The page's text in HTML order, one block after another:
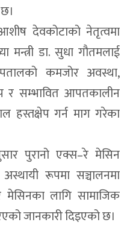
देवकोटाको नेतृत्वमा
डा. सुधा गौतमलाई
कमजोर अवस्था,
र सम्भावित आपतकालीन
हस्तक्षेप गर्न माग गरेका
पुरानो एक्स–रे मेसिन
अस्थायी रूपमा सञ्चालनमा
लागि सामाजिक
जानकारी दिइएको छ।